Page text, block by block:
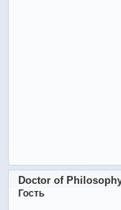
Doctor of
Гость